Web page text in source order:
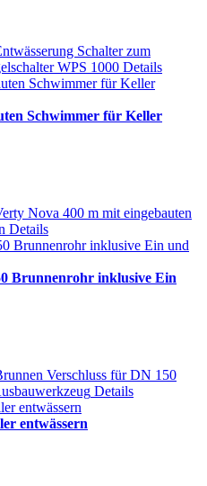
Schalter zum
WPS 1000 Details
Schwimmer für Keller
Nova 400 m mit eingebauten
Details
Brunnenrohr inklusive Ein
Verschluss für DN 150
Details
entwässern